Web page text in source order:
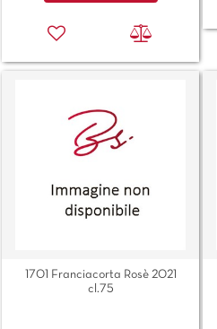
1701 Franciacorta Rosè 2021
cl.75